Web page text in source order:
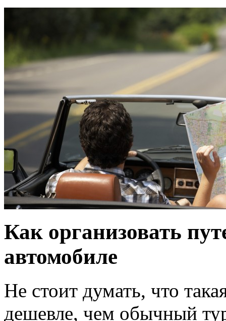
Как организовать
автомобиле
Не стоит думать, что
дешевле, чем обычный